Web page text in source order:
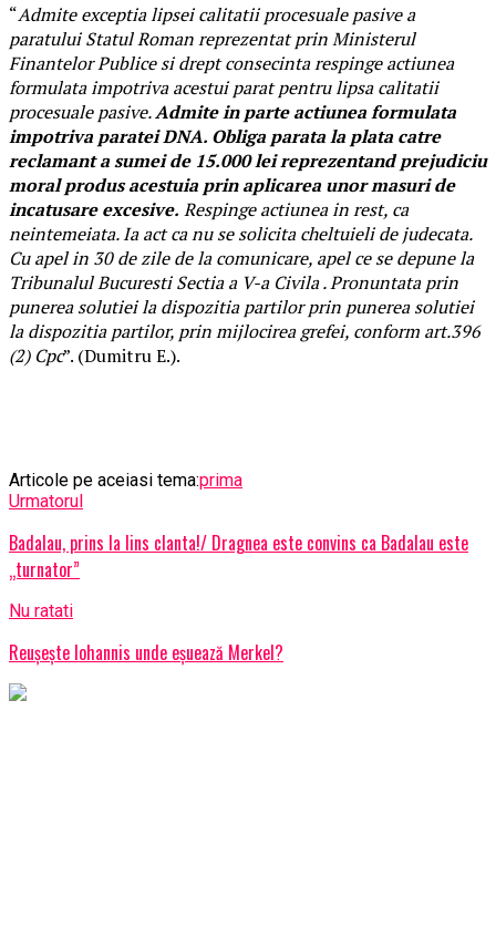
“Admite exceptia lipsei calitatii procesuale pasive a
paratului Statul Roman reprezentat prin Ministerul
Finantelor Publice si drept consecinta respinge actiunea
formulata impotriva acestui parat pentru lipsa calitatii
procesuale pasive.Admite in parte actiunea formulata
impotriva paratei DNA. Obliga parata la plata catre
reclamant a sumei de 15.000 lei reprezentand prejudiciu
moral produs acestuia prin aplicarea unor masuri de
incatusare excesive. Respinge actiunea in rest, ca
neintemeiata. Ia act ca nu se solicita cheltuieli de judecata.
Cu apel in 30 de zile de la comunicare, apel ce se depune la
Tribunalul Bucuresti Sectia a V-a Civila . Pronuntata prin
punerea solutiei la dispozitia partilor prin punerea solutiei
la dispozitia partilor, prin mijlocirea grefei, conform art.396
(2) Cpc”. (Dumitru E.).
Articole pe aceiasi tema:prima
Urmatorul
Badalau, prins la lins clanta!/ Dragnea este convins ca Badalau este
„turnator”
Nu ratati
Reușește Iohannis unde eșuează Merkel?